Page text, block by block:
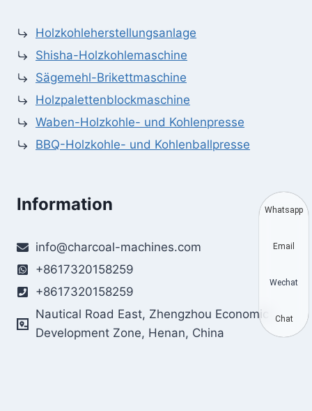
Holzkohleherstellungsanlage
Shisha-Holzkohlemaschine
Sägemehl-Brikettmaschine
Holzpalettenblockmaschine
Waben-Holzkohle- und Kohlenpresse
BBQ-Holzkohle- und Kohlenballpresse
Information
info@charcoal-machines.com
+8617320158259
+8617320158259
Nautical Road East, Zhengzhou Economic
Development Zone, Henan, China
Whatsapp
Email
Wechat
Chat